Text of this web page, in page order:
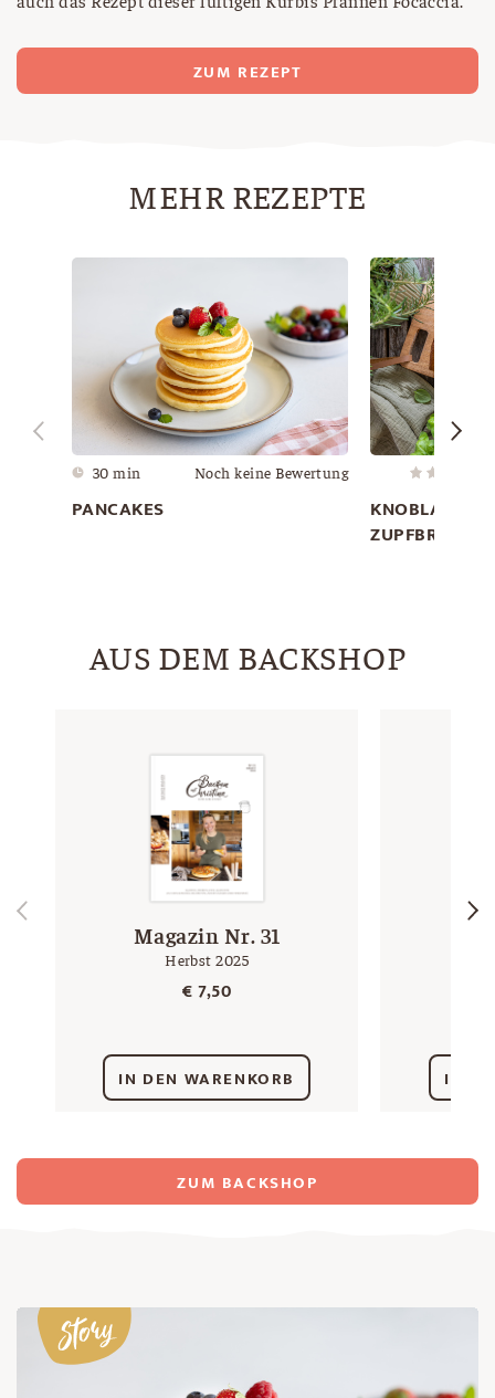
ZUM REZEPT
MEHR REZEPTE
30 min Noch keine Bewertung
PANCAKES
KNOBLAUCH
ZUPFBROT
AUS DEM BACKSHOP
Magazin Nr. 31
Herbst 2025
€7,50
IN DEN WARENKORB IN
ZUM BACKSHOP